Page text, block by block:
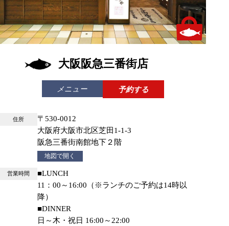
大阪阪急三番街店
メニュー 予約する
住所
〒530-0012
大阪府大阪市北区芝田1-1-3
阪急三番街南館地下２階
地図で開く
営業時間
■LUNCH
11：00～16:00（※ランチのご予約は14時以
降）
■DINNER
日～木・祝日 16:00～22:00